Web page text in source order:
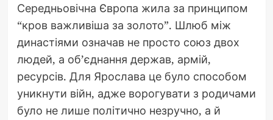
Середньовічна Європа жила за принципом
“кров важливіша за золото”. Шлюб між
династіями означав не просто союз двох
людей, а об’єднання держав, армій,
ресурсів. Для Ярослава це було способом
уникнути війн, адже ворогувати з родичами
було не лише політично незручно, а й